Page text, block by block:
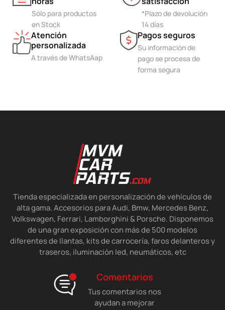
Sólo para productos
en Stock
*Plazo de devolución
14 días
Atención
personalizada
A través de WhatsAap
Pagos seguros
Su información de
pago se procesa de
forma segura
Tienda especializada en personalización de vehículos de
alta gama. Accesorios para Audi, Bmw, Mercedes Benz,
Volkswagen, Ferrari, Lamborghini & Porsche. Disponemos
de una gran exposición con más de 500 modelos
diferentes de llantas, kits de carrocería, faros delanteros y
traseros, iluminación led, neumáticos, etc
Comentarios
Tus comentarios nos
ayudan a mejorar